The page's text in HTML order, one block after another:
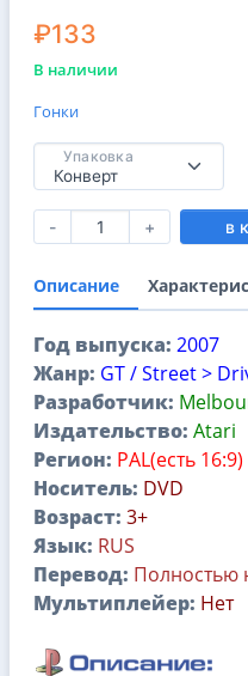
₽133
В наличии
Гонки
Упаковка
- + в
Описание
Год выпуска: 2007
Жанр: GT / Street >
Разработчик:
Издательство: Atari
Регион: PAL(есть 16:9)
Носитель: DVD
Возраст: 3+
Язык: RUS
Перевод: Полностью
Мультиплейер: Нет